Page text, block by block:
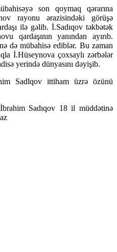
son qoymaq qərarına
rayonu ərazisindəki görüşə
ilə gəlib. İ.Sadıqov təkbətək
qardaşının yanından ayırıb.
də mübahisə ediblər. Bu zaman
İ.Hüseynova çoxsaylı zərbələr
yerində dünyasını dəyişib.
Sadlqov ittiham üzrə özünü
Sadıqov 18 il müddətinə